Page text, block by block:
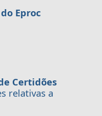
Eproc
Certidões
relativas a